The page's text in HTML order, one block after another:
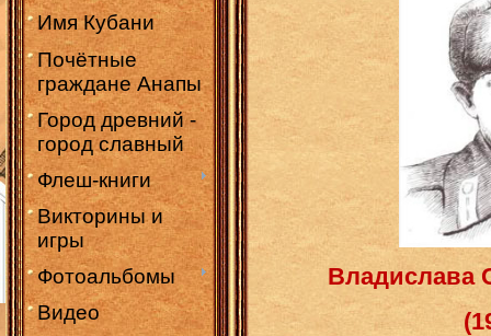
Имя Кубани
Почётные
граждане Анапы
Город древний -
город славный
Флеш-книги
Викторины и
игры
Фотоальбомы
Видео
Владислава